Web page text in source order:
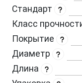
Стандарт
Класс
Покрытие
Диаметр
Длина